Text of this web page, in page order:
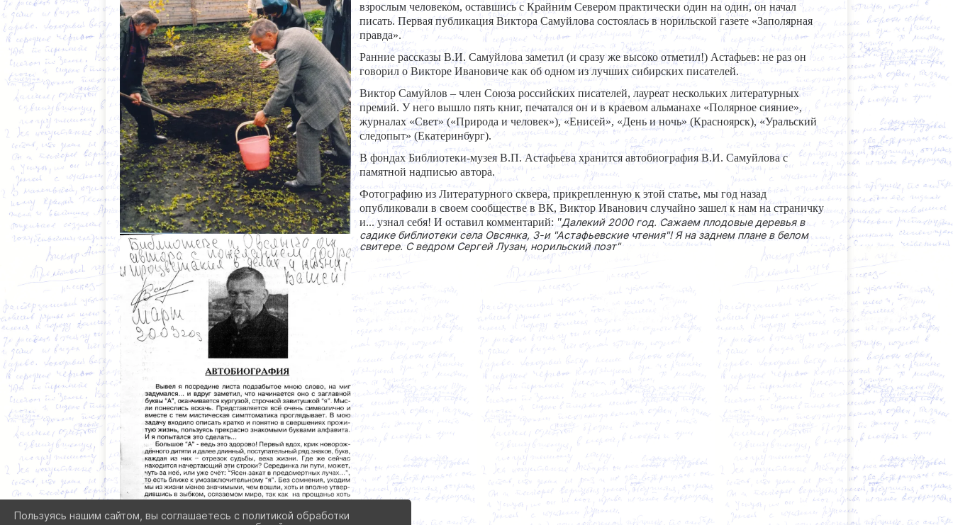
взрослым человеком, оставшись с Крайним Севером практически один на один, он начал
писать. Первая публикация Виктора Самуйлова состоялась в норильской газете «Заполярная
правда».
Ранние рассказы В.И. Самуйлова заметил (и сразу же высоко отметил!) Астафьев: не раз он
говорил о Викторе Ивановиче как об одном из лучших сибирских писателей.
Виктор Самуйлов – член Союза российских писателей, лауреат нескольких литературных
премий. У него вышло пять книг, печатался он и в краевом альманахе «Полярное сияние»,
журналах «Свет» («Природа и человек»), «Енисей», «День и ночь» (Красноярск), «Уральский
следопыт» (Екатеринбург).
В фондах Библиотеки-музея В.П. Астафьева хранится автобиография В.И. Самуйлова с
памятной надписью автора.
Фотографию из Литературного сквера, прикрепленную к этой статье, мы год назад
опубликовали в своем сообществе в ВК, Виктор Иванович случайно зашел к нам на страничку
и... узнал себя! И оставил комментарий: "Далекий 2000 год. Сажаем плодовые деревья в
садике библиотеки села Овсянка, 3-и "Астафьевские чтения"! Я на заднем плане в белом
свитере. С ведром Сергей Лузан, норильский поэт"
Пользуясь нашим сайтом, вы соглашаетесь с политикой обработки